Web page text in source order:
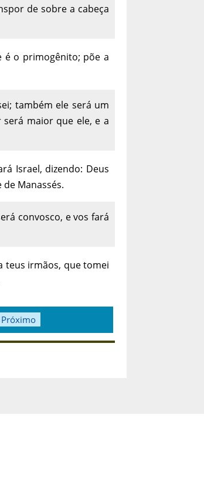
de sobre a cabeça
é o primogênito; põe a
também ele será um
maior que ele, e a
Israel, dizendo: Deus
Manassés.
convosco, e vos fará
teus irmãos, que tomei
Próximo